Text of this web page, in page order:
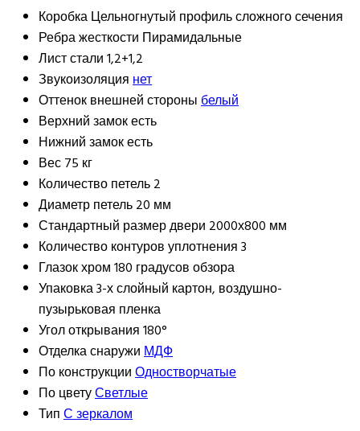
КоробкаЦельногнутый профиль сложного сечения
Ребра жесткости Пирамидальные
Лист стали1,2+1,2
Звукоизоляциянет
Оттенок внешней стороныбелый
Верхний замокесть
Нижний замокесть
Вес75 кг
Количество петель2
Диаметр петель20 мм
Стандартный размер двери 2000х800 мм
Количество контуров уплотнения3
Глазокхром 180 градусов обзора
Упаковка3-х слойный картон, воздушно-
пузырьковая пленка
Угол открывания180°
Отделка снаружиМДФ
По конструкцииОдностворчатые
По цветуСветлые
ТипС зеркалом